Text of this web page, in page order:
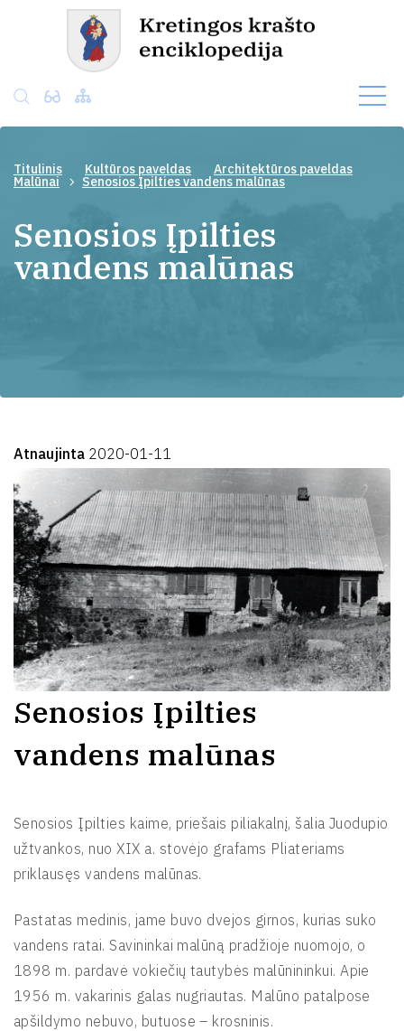
Titulinis Kultūros paveldas Architektūros paveldas
Malūnai Senosios Įpilties vandens malūnas
Senosios Įpilties
vandens malūnas
Atnaujinta 2020-01-11
Senosios Įpilties
vandens malūnas
Senosios Įpilties kaime, priešais piliakalnį, šalia Juodupio
užtvankos, nuo XIX a. stovėjo grafams Pliateriams
priklausęs vandens malūnas.
Pastatas medinis, jame buvo dvejos girnos, kurias suko
vandens ratai. Savininkai malūną pradžioje nuomojo, o
1898 m. pardavė vokiečių tautybės malūnininkui. Apie
1956 m. vakarinis galas nugriautas. Malūno patalpose
apšildymo nebuvo, butuose – krosninis.